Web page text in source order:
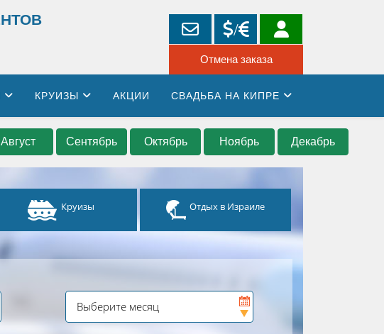
КРУИЗЫ АКЦИИ СВАДЬБА НА КИПРЕ
Август Сентябрь Октябрь Ноябрь Декабрь
Круизы Отдых в Израиле